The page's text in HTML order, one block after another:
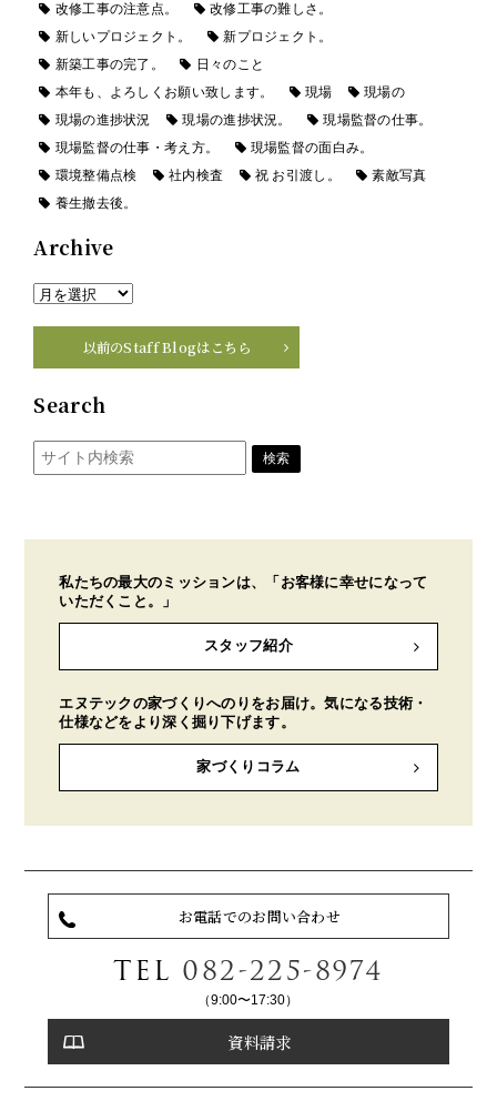
改修工事の注意点。
改修工事の難しさ。
新しいプロジェクト。
新プロジェクト。
新築工事の完了。
日々のこと
本年も、よろしくお願い致します。
現場
現場の
現場の進捗状況
現場の進捗状況。
現場監督の仕事。
現場監督の仕事・考え方。
現場監督の面白み。
環境整備点検
社内検査 祝 お引渡し。
素敵写真
養生撤去後。
Archive
以前のStaff Blogはこちら
Search
私たちの最大のミッションは、「お客様に幸せになって
いただくこと。」
スタッフ紹介
エヌテックの家づくりへのりをお届け。気になる技術・
仕様などをより深く掘り下げます。
家づくりコラム
お電話でのお問い合わせ
TEL 082-225-8974
（9:00〜17:30）
資料請求